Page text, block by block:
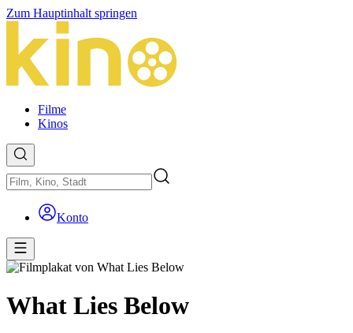
Zum Hauptinhalt springen
Filme
Kinos
Konto
What Lies Below